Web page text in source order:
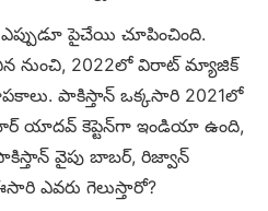
పైచేయి చూపించింది.
నుంచి, 2022లో విరాట్ మ్యాజిక్
పాకిస్తాన్ ఒక్కసారి 2021లో
యాదవ్ కెప్టెన్‌గా ఇండియా ఉంది,
వైపు బాబర్, రిజ్వాన్
ఎవరు గెలుస్తారో?